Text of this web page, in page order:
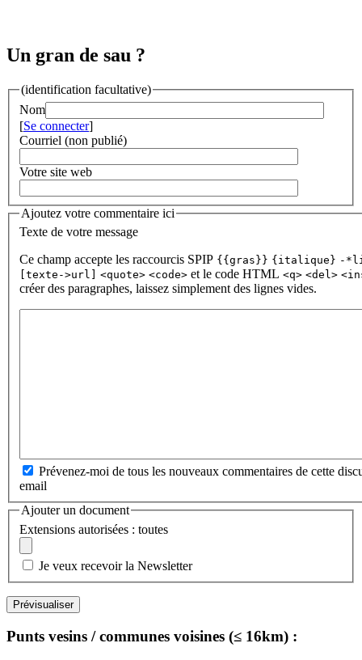
Un gran de sau ?
(identification facultative)
Nom
[Se connecter]
Courriel (non publié)
Votre site web
Ajoutez votre commentaire ici
Texte de votre message
Ce champ accepte les raccourcis SPIP {{gras}} {italique} -
[texte->url]
<quote> <code> et le code HTML <q> <del>
créer des paragraphes, laissez simplement des lignes vides.
Prévenez-moi de tous les nouveaux commentaires de cette
email
Ajouter un document
Extensions autorisées : toutes
Je veux recevoir la Newsletter
Punts vesins / communes voisines (≤ 16km) :